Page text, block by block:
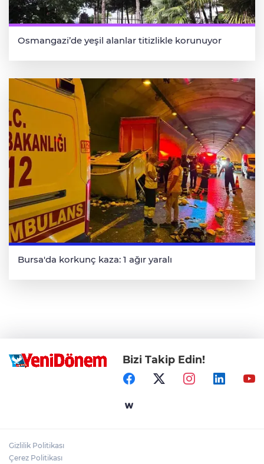
Osmangazi’de yeşil alanlar titizlikle korunuyor
Bursa'da korkunç kaza: 1 ağır yaralı
Bizi Takip Edin!
Gizlilik Politikası
Çerez Politikası